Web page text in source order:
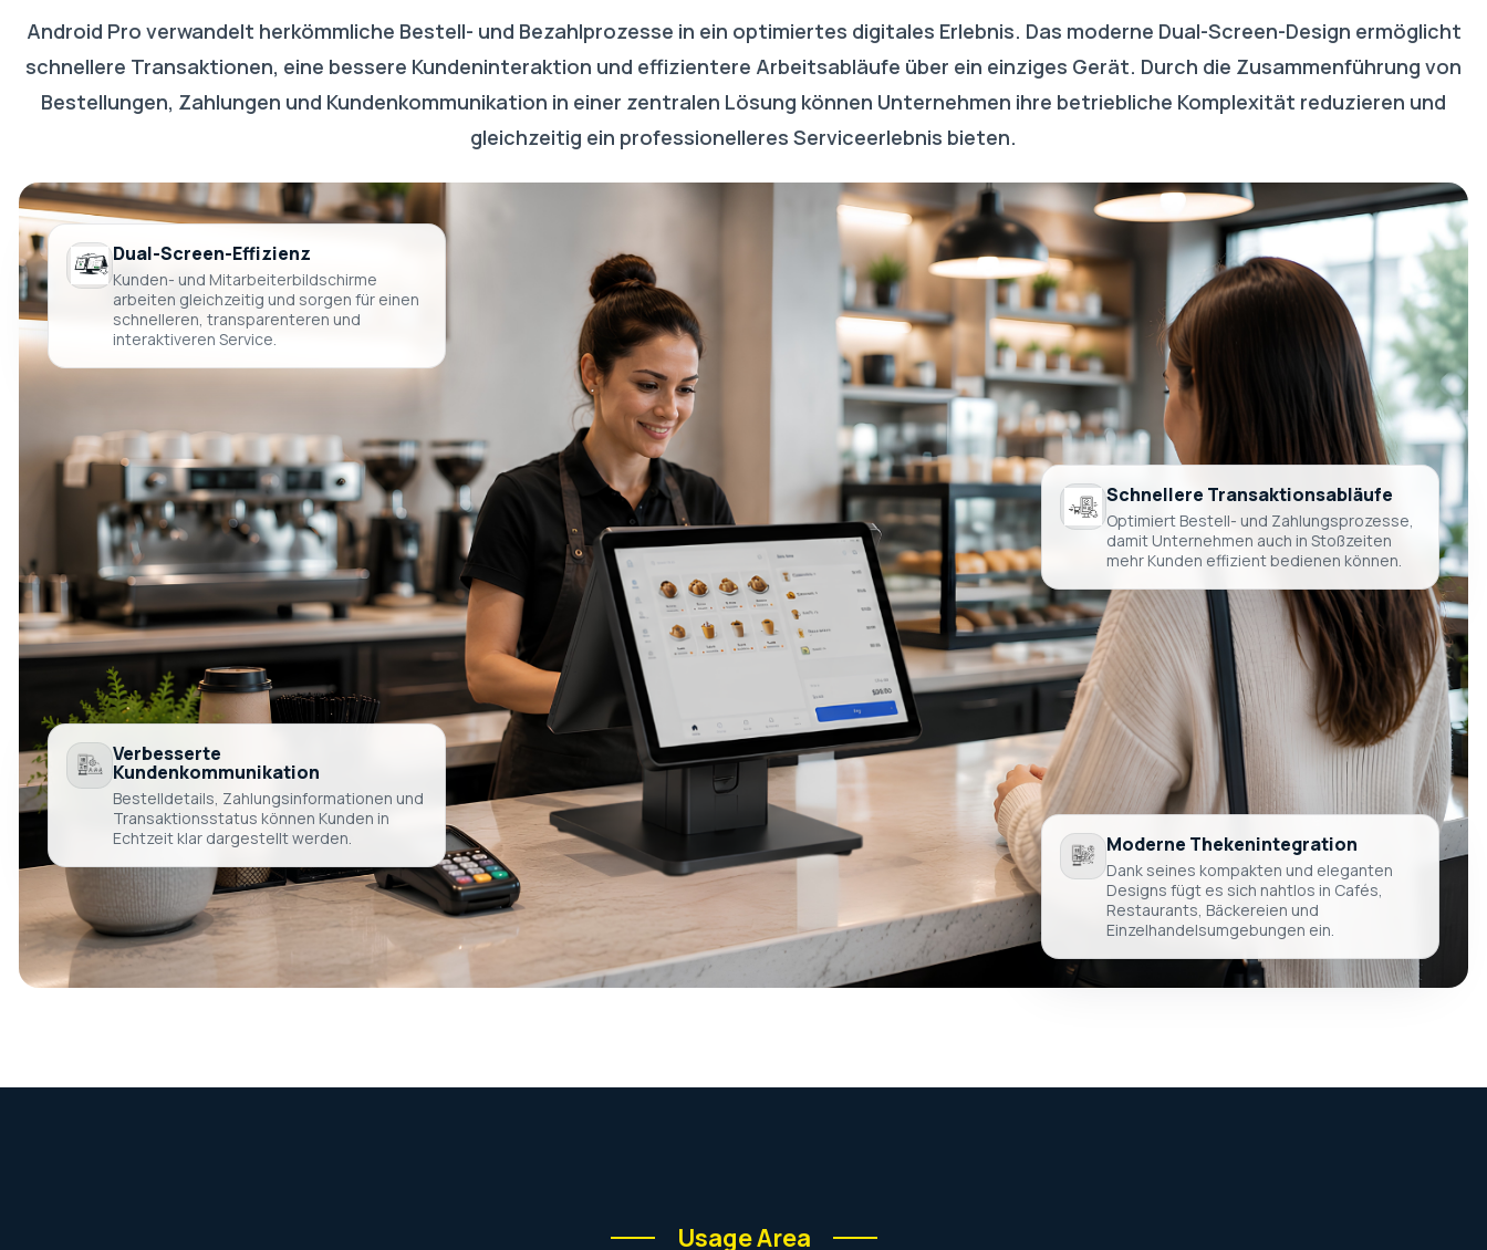
Android Pro verwandelt herkömmliche Bestell- und Bezahlprozesse in ein optimiertes digitales Erlebnis. Das moderne Dual-Screen-Design ermöglicht
schnellere Transaktionen, eine bessere Kundeninteraktion und effizientere Arbeitsabläufe über ein einziges Gerät. Durch die Zusammenführung von
Bestellungen, Zahlungen und Kundenkommunikation in einer zentralen Lösung können Unternehmen ihre betriebliche Komplexität reduzieren und
gleichzeitig ein professionelleres Serviceerlebnis bieten.
Dual-Screen-Effizienz
Kunden- und Mitarbeiterbildschirme
arbeiten gleichzeitig und sorgen für einen
schnelleren, transparenteren und
interaktiveren Service.
Schnellere Transaktionsabläufe
Optimiert Bestell- und Zahlungsprozesse,
damit Unternehmen auch in Stoßzeiten
mehr Kunden effizient bedienen können.
Verbesserte
Kundenkommunikation
Bestelldetails, Zahlungsinformationen und
Transaktionsstatus können Kunden in
Echtzeit klar dargestellt werden.
Moderne Thekenintegration
Dank seines kompakten und eleganten
Designs fügt es sich nahtlos in Cafés,
Restaurants, Bäckereien und
Einzelhandelsumgebungen ein.
Usage Area